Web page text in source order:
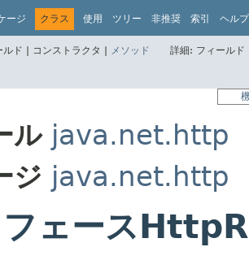
ージ クラス 使用 ツリー 非推奨 索引 ヘルプ
ルド | コンストラクタ | メソッド 詳細: フィール
ル java.net.http
ジ java.net.http
フェース